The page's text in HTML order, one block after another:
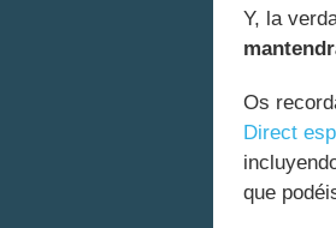
Y, la
Os
Direct
que